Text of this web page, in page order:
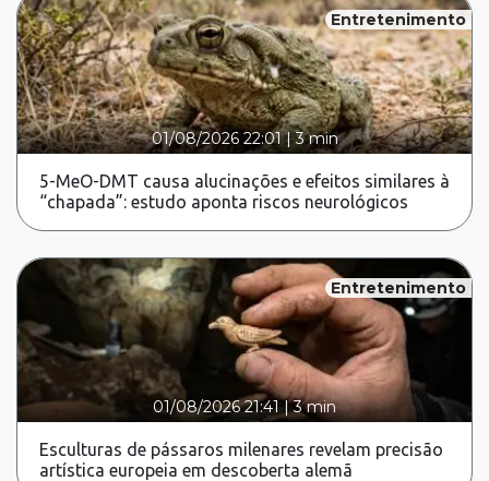
Entretenimento
01/08/2026 22:01|3 min
5-MeO-DMT causa alucinações e efeitos similares à
“chapada”: estudo aponta riscos neurológicos
Entretenimento
01/08/2026 21:41 |3 min
Esculturas de pássaros milenares revelam precisão
artística europeia em descoberta alemã